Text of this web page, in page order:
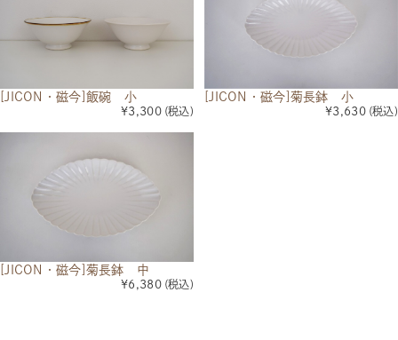
[JICON・磁今]飯碗 小
¥3,300 (税込)
[JICON・磁今]菊長鉢 小
¥3,630 (税込)
[JICON・磁今]菊長鉢 中
¥6,380 (税込)